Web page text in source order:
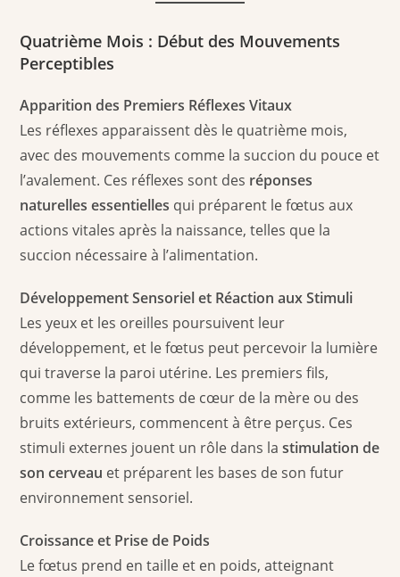
Quatrième Mois : Début des Mouvements
Perceptibles
Apparition des Premiers Réflexes Vitaux
Les réflexes apparaissent dès le quatrième mois,
avec des mouvements comme la succion du pouce et
l’avalement. Ces réflexes sont des réponses
naturelles essentielles qui préparent le fœtus aux
actions vitales après la naissance, telles que la
succion nécessaire à l’alimentation.
Développement Sensoriel et Réaction aux Stimuli
Les yeux et les oreilles poursuivent leur
développement, et le fœtus peut percevoir la lumière
qui traverse la paroi utérine. Les premiers fils,
comme les battements de cœur de la mère ou des
bruits extérieurs, commencent à être perçus. Ces
stimuli externes jouent un rôle dans lastimulation de
son cerveau et préparent les bases de son futur
environnement sensoriel.
Croissance et Prise de Poids
Le fœtus prend en taille et en poids, atteignant